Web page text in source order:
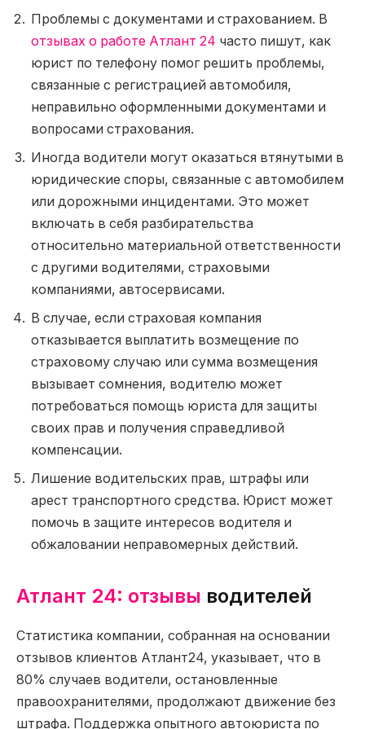
Проблемы с документами и страхованием. В
отзывах о работе Атлант 24 часто пишут, как
юрист по телефону помог решить проблемы,
связанные с регистрацией автомобиля,
неправильно оформленными документами и
вопросами страхования.
Иногда водители могут оказаться втянутыми в
юридические споры, связанные с автомобилем
или дорожными инцидентами. Это может
включать в себя разбирательства
относительно материальной ответственности
с другими водителями, страховыми
компаниями, автосервисами.
В случае, если страховая компания
отказывается выплатить возмещение по
страховому случаю или сумма возмещения
вызывает сомнения, водителю может
потребоваться помощь юриста для защиты
своих прав и получения справедливой
компенсации.
Лишение водительских прав, штрафы или
арест транспортного средства. Юрист может
помочь в защите интересов водителя и
обжаловании неправомерных действий.
Атлант 24: отзывы водителей
Статистика компании, собранная на основании
отзывов клиентов Атлант24, указывает, что в
80% случаев водители, остановленные
правоохранителями, продолжают движение без
штрафа. Поддержка опытного автоюриста по